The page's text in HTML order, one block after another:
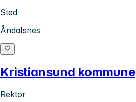
Sted
Åndalsnes
Kristiansund kommune
Rektor